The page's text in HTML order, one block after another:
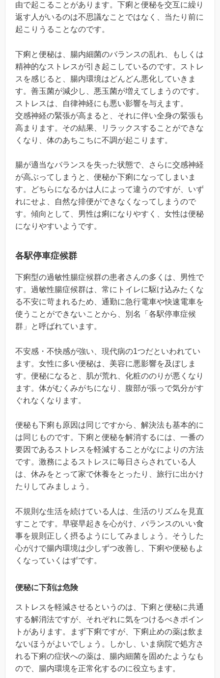
由で起こることがあります。下痢と便秘を交互に繰り
返す人がいるのは不思議なことではなく、当たり前に
起こりうることなのです。
下痢と便秘は、腸内細菌のバランスの乱れ、もしくは
精神的なストレスが引き起こしているのです。ストレ
スを感じると、腸内環境はどんどん悪化していきま
す。善玉菌が減少し、悪玉菌が増えてしまうのです。
ストレスは、自律神経にも悪い影響を与えます。
交感神経の緊張が高まると、それに伴い全身の緊張も
高まります。その結果、リラックスすることができな
くなり、体のあちこちに不調が起こります。
腸が適当なバランスを失った状態で、さらに交感神経
が高ぶってしまうと、便秘か下痢になってしまいま
す。どちらになるかは人によって違うのですが、いず
れにせよ、自然な排便ができなくなってしまうので
す。傾向として、男性は痢になりやすく、女性は便秘
になりやすいようです。
各駅停車症候群
下痢型の過敏性腸症候群の患者さんの多くは、男性で
す。過敏性腸症候群は、常にトイレに駆け込みたくな
る不安に苛まれるため、通勤に急行電車や快速電車を
使うことができないことから、別名「各駅停車症候
群」と呼ばれています。
不安感・不快感が強い、現代病の1つだといわれてい
ます。女性に多い便秘は、美容に悪影響を及ぼしま
す。便秘になると、肌が荒れ、化粧ののりが悪くなり
ます。体がむくみがちになり、腹部が張っで気分がす
ぐれなくなります。
便秘も下痢も原因は同じですから、解決法も基本的に
は同じものです。下痢と便秘を解消するには、一番の
要因であるストレスを軽減することがなによりの方法
です。激務によるストレスに毎日さらされている人
は、休みをとって家で休養をとったり、旅行に出かけ
たりしてみましょう。
不規則な生活を続けている人は、生活のリズムを見直
すことです。早寝早起きを心がけ、バランスのいい食
事を規則正しく摂るようにしてみましょう。そうした
心がけで腸内環境は少しずつ改善し、下痢や便秘もよ
くなっていくはずです。
便秘に下剤は危険
ストレスを軽減させるというのは、下痢と便秘に共通
する解消法ですが、それぞれに気をつけるべきポイン
トがあります。まず下痢ですが、下痢止めの薬は飲ま
ないほうがよいでしょう。しかし、いま病院で処方さ
れる下痢の症状への薬は、腸内細菌を固めたようなも
ので、腸内環境を正常化するのに役立ちます。